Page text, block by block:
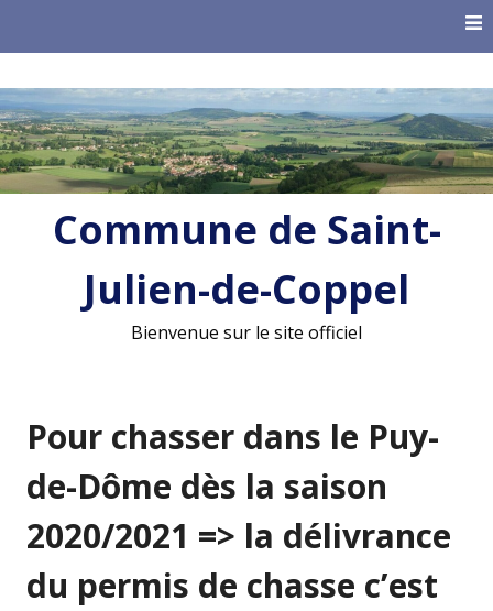
Commune de Saint-
Julien-de-Coppel
Bienvenue sur le site officiel
Pour chasser dans le Puy-
de-Dôme dès la saison
2020/2021 => la délivrance
du permis de chasse c’est